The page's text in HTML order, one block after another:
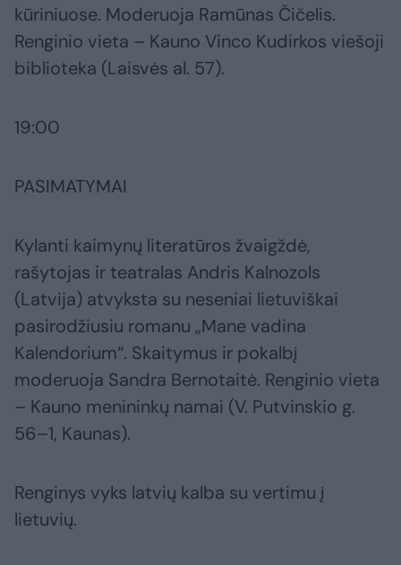
kūriniuose. Moderuoja Ramūnas Čičelis.
Renginio vieta – Kauno Vinco Kudirkos viešoji
biblioteka (Laisvės al. 57).
19:00
PASIMATYMAI
Kylanti kaimynų literatūros žvaigždė,
rašytojas ir teatralas Andris Kalnozols
(Latvija) atvyksta su neseniai lietuviškai
pasirodžiusiu romanu „Mane vadina
Kalendorium“. Skaitymus ir pokalbį
moderuoja Sandra Bernotaitė. Renginio vieta
– Kauno menininkų namai (V. Putvinskio g.
56–1, Kaunas).
Renginys vyks latvių kalba su vertimu į
lietuvių.